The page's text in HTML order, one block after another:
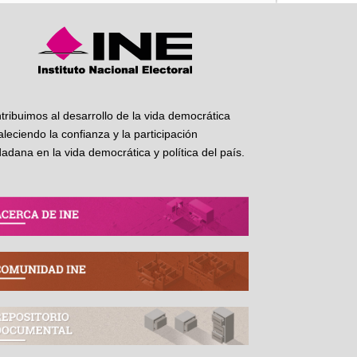
al desarrollo de la vida democrática
la confianza y la participación
en la vida democrática y política del país.